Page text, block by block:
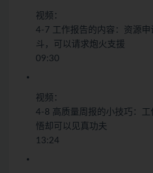
视频：
4-7 工作报告的内容：资源
斗，可以请求炮火支援
09:30
视频：
4-8 高质量周报的小技巧：
悟却可以见真功夫
13:24